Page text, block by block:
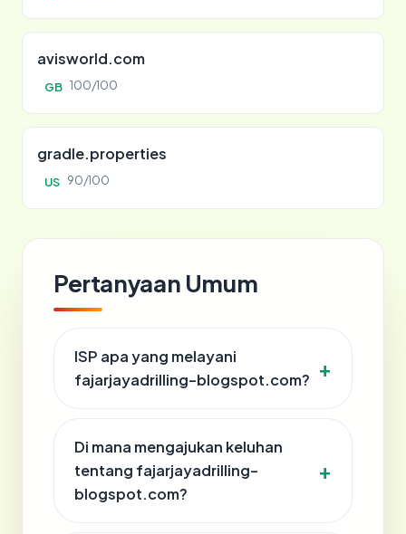
avisworld.com
GB 100/100
gradle.properties
US 90/100
Pertanyaan Umum
ISP apa yang melayani
fajarjayadrilling-blogspot.com?
Di mana mengajukan keluhan
tentang fajarjayadrilling-
blogspot.com?